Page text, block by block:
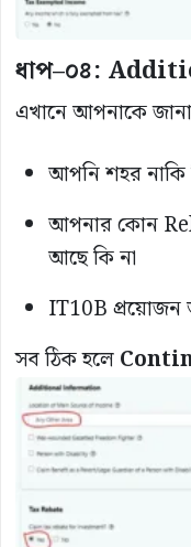
ধাপ–০৪:
এখানে আপনাকে
আপনি শহর নাকি
আপনার কোন
আছে কি না
IT10B প্রয়োজন
সব ঠিক হলে